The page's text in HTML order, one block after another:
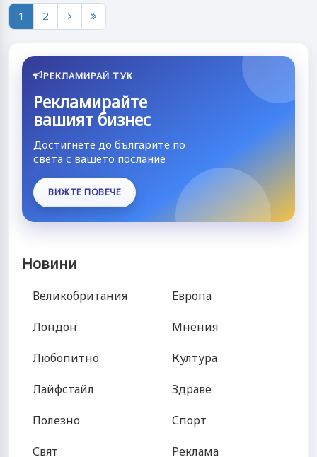
1 2
РЕКЛАМИРАЙ ТУК
Рекламирайте
вашият бизнес
Достигнете до българите по
света с вашето послание
ВИЖТЕ ПОВЕЧЕ
Новини
Великобритания
Лондон
Любопитно
Лайфстайл
Полезно
Свят
Европа
Мнения
Култура
Здраве
Спорт
Реклама